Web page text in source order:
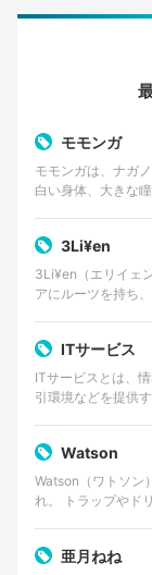
モモンガ
モモンガは、ナガ
白い身体、大きな
3Li¥en
3Li¥en（エリイェ
アにルーツを持ち
ITサービス
ITサービスとは、
引環境などを提供するサービスの
Watson
Watson（ワトソン
れ。 トラップやドリルを基調とするビートに対し、細かな言葉を高速
亜月ねね